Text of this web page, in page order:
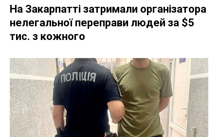
На Закарпатті затримали організатора
нелегальної переправи людей за $5
тис. з кожного